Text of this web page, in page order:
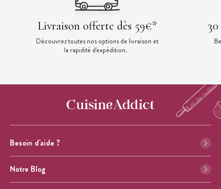
Livraison offerte dès 59€*
Découvrez toutes nos options de livraison et
la rapidité d'expédition.
Besoin d'aide ?
Notre Blog